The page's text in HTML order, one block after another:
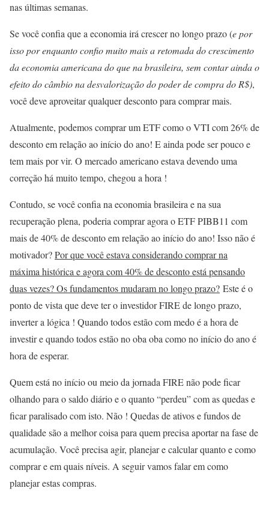
nas últimas semanas.
Se você confia que a economia irá crescer no longo prazo (e por
isso por enquanto confio muito mais a retomada do crescimento
da economia americana do que na brasileira, sem contar ainda o
efeito do câmbio na desvalorização do poder de compra do R$),
você deve aproveitar qualquer desconto para comprar mais.
Atualmente, podemos comprar um ETF como o VTI com 26% de
desconto em relação ao início do ano! E ainda pode ser pouco e
tem mais por vir. O mercado americano estava devendo uma
correção há muito tempo, chegou a hora !
Contudo, se você confia na economia brasileira e na sua
recuperação plena, poderia comprar agora o ETF PIBB11 com
mais de 40% de desconto em relação ao início do ano! Isso não é
motivador?Por que você estava considerando comprar na
máxima histórica e agora com 40% de desconto está pensando
duas vezes? Os fundamentos mudaram no longo prazo? Este é o
ponto de vista que deve ter o investidor FIRE de longo prazo,
inverter a lógica ! Quando todos estão com medo é a hora de
investir e quando todos estão no oba oba como no início do ano é
hora de esperar.
Quem está no início ou meio da jornada FIRE não pode ficar
olhando para o saldo diário e o quanto “perdeu” com as quedas e
ficar paralisado com isto. Não ! Quedas de ativos e fundos de
qualidade são a melhor coisa para quem precisa aportar na fase de
acumulação. Você precisa agir, planejar e calcular quanto e como
comprar e em quais níveis. A seguir vamos falar em como
planejar estas compras.